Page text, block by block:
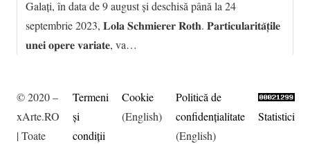
Galați, în data de 9 august și deschisă până la 24
septembrie 2023, 𝐋𝐨𝐥𝐚 𝐒𝐜𝐡𝐦𝐢𝐞𝐫𝐞𝐫 𝐑𝐨𝐭𝐡. 𝐏𝐚𝐫𝐭𝐢𝐜𝐮𝐥𝐚𝐫𝐢𝐭𝐚̆𝐭̦𝐢𝐥𝐞
𝐮𝐧𝐞𝐢 𝐨𝐩𝐞𝐫𝐞 𝐯𝐚𝐫𝐢𝐚𝐭𝐞, va…
© 2020 –
xArte.RO
| Toate
Termeni
şi
condiţii
Cookie
(English)
Politică de
confidențialitate
(English)
Statistici